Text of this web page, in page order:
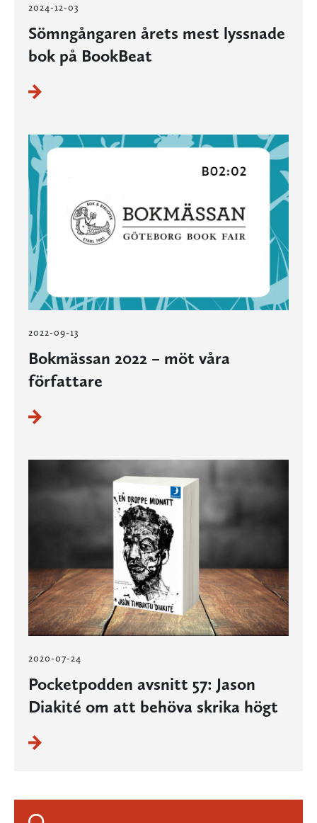
2024-12-03
Sömngångaren årets mest lyssnade
bok på BookBeat
2022-09-13
Bokmässan 2022 – möt våra
författare
2020-07-24
Pocketpodden avsnitt 57: Jason
Diakité om att behöva skrika högt